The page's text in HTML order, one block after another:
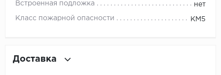
Встроенная подложка нет
Класс пожарной опасности КМ5
Доставка